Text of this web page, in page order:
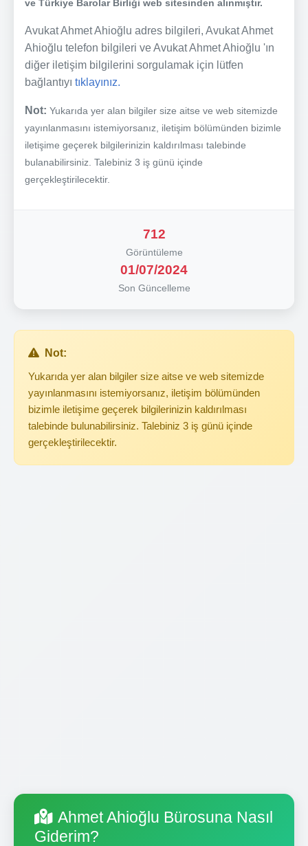
ve Türkiye Barolar Birliği web sitesinden alınmıştır.
Avukat Ahmet Ahioğlu adres bilgileri, Avukat Ahmet
Ahioğlu telefon bilgileri ve Avukat Ahmet Ahioğlu 'ın
diğer iletişim bilgilerini sorgulamak için lütfen
bağlantıyı tıklayınız.
Not: Yukarıda yer alan bilgiler size aitse ve web sitemizde
yayınlanmasını istemiyorsanız, iletişim bölümünden bizimle
iletişime geçerek bilgilerinizin kaldırılması talebinde
bulanabilirsiniz. Talebiniz 3 iş günü içinde
gerçekleştirilecektir.
712
Görüntüleme
01/07/2024
Son Güncelleme
Not:
Yukarıda yer alan bilgiler size aitse ve web sitemizde
yayınlanmasını istemiyorsanız, iletişim bölümünden
bizimle iletişime geçerek bilgilerinizin kaldırılması
talebinde bulunabilirsiniz. Talebiniz 3 iş günü içinde
gerçekleştirilecektir.
Ahmet Ahioğlu Bürosuna Nasıl
Giderim?